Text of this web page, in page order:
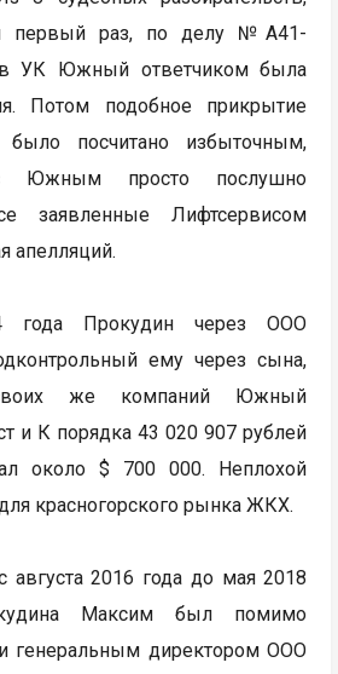
первый раз, по делу №А41-
УК Южный ответчиком была
Потом подобное прикрытие
посчитано избыточным,
Южным просто послушно
заявленные Лифтсервисом
апелляций.
года Прокудин через ООО
ему через сына,
же компаний Южный
и К порядка 43 020 907 рублей
около $ 700 000. Неплохой
красногорского рынка ЖКХ.
2016 года до мая 2018
Максим был помимо
генеральным директором ООО